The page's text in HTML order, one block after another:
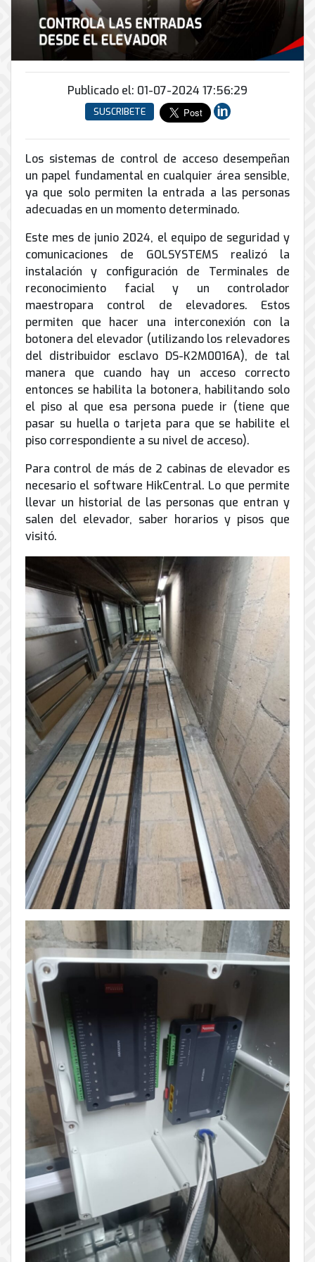
INFRAESTRUCTURA
Soporte
informático
Remoto
CONTPAQi
Hiperconvergencia
Soporte
de
Electrónico
conmutadores
análogos
Inalámbricos
de
Torres
Arriostradas
para
videoconferencias
Renta
de
Servicio
de
Internet
peatonal
Automatización
y
Energía
y
UPS
Tierra
física
y
pararrayos
Conector
envío
Antispam
Ciberseguridad
la
nube
Servicios
de
Computo
Almacenamiento
Publicado el: 01-07-2024 17:56:29
SUSCRIBETE
Los sistemas de control de acceso desempeñan
un papel fundamental en cualquier área sensible,
ya que solo permiten la entrada a las personas
adecuadas en un momento determinado.
Este mes de junio 2024, el equipo de seguridad y
comunicaciones de GOLSYSTEMS realizó la
instalación y configuración de Terminales de
reconocimiento facial y un controlador
maestropara control de elevadores. Estos
permiten que hacer una interconexión con la
botonera del elevador (utilizando los relevadores
del distribuidor esclavo DS-K2M0016A), de tal
manera que cuando hay un acceso correcto
entonces se habilita la botonera, habilitando solo
el piso al que esa persona puede ir (tiene que
pasar su huella o tarjeta para que se habilite el
piso correspondiente a su nivel de acceso).
Para control de más de 2 cabinas de elevador es
necesario el software HikCentral. Lo que permite
llevar un historial de las personas que entran y
salen del elevador, saber horarios y pisos que
visitó.